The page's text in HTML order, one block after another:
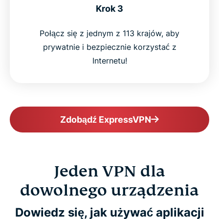
Krok 3
Połącz się z jednym z 113 krajów, aby
prywatnie i bezpiecznie korzystać z
Internetu!
Zdobądź ExpressVPN
Jeden VPN dla
dowolnego urządzenia
Dowiedz się, jak używać aplikacji